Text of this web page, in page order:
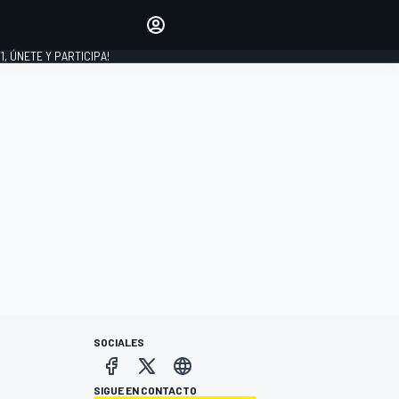
INICIAR SESIÓN
ÚNETE Y PARTICIPA!
SOCIALES
SIGUE EN CONTACTO